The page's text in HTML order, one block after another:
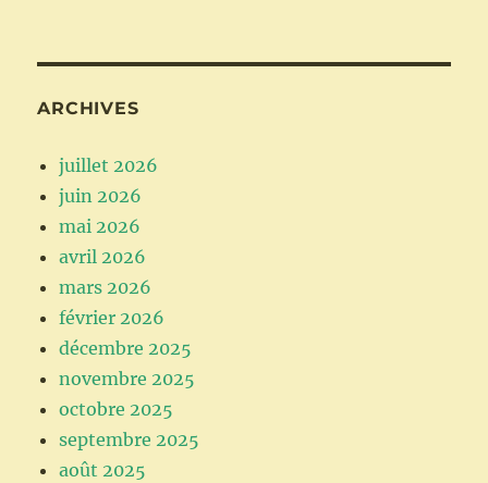
ARCHIVES
juillet 2026
juin 2026
mai 2026
avril 2026
mars 2026
février 2026
décembre 2025
novembre 2025
octobre 2025
septembre 2025
août 2025